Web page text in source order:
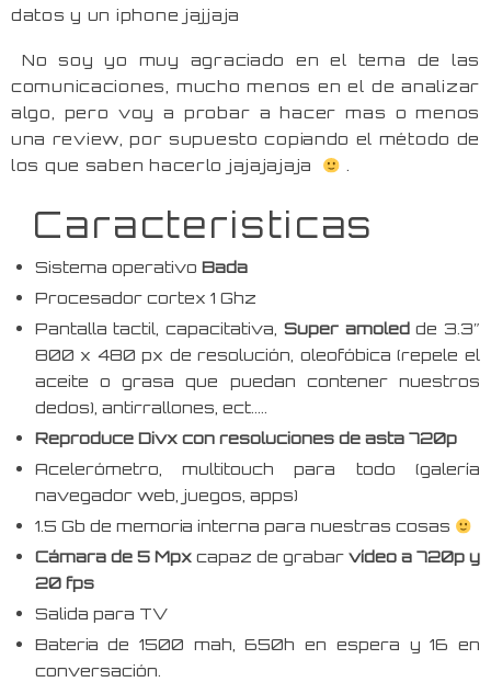
datos y un iphone jajjaja
No soy yo muy agraciado en el tema de las
comunicaciones, mucho menos en el de analizar
algo, pero voy a probar a hacer mas o menos
una review, por supuesto copiando el método de
los que saben hacerlo jajajajaja
.
Caracteristicas
Sistema operativo Bada
Procesador cortex 1 Ghz
Pantalla tactil, capacitativa, Super amoledde 3.3″
800 x 480 px de resolución, oleofóbica (repele el
aceite o grasa que puedan contener nuestros
dedos), antirrallones, ect…..
Reproduce Divx con resoluciones de asta 720p
Acelerómetro, multitouch para todo (galería
navegador web, juegos, apps)
1.5 Gb de memoria interna para nuestras cosas
Cámara de 5 Mpxcapaz de grabar vídeo a 720p y
20 fps
Salida para TV
Bateria de 1500 mah, 650h en espera y 16 en
conversación.